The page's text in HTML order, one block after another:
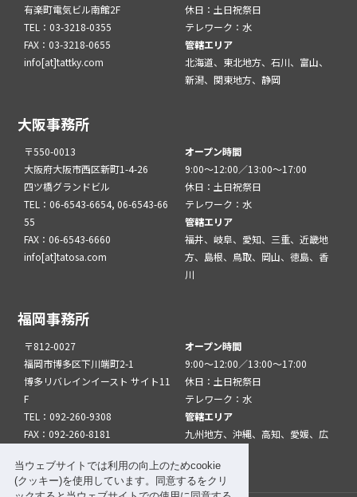
当ウェブサイトでは利用の向上のためcookie
(クッキー)を使用しています。同意するをクリ
有楽町電気ビル南館2F
TEL：03-3218-0355
FAX：03-3218-0655
info[at]tattky.com
休日：土日祝祭日
テレワーク：水
管轄エリア
北海道、東北地方、石川、富山、
新潟、関東地方、静岡
大阪事務所
〒550-0013
大阪府大阪市西区新町1-4-26
四ツ橋グランドビル
TEL：06-6543-6654, 06-6543-66
55
FAX：06-6543-6660
info[at]tatosa.com
オープン時間
9:00～12:00／13:00～17:00
休日：土日祝祭日
テレワーク：水
管轄エリア
福井、岐阜、愛知、三重、近畿地
方、島根、鳥取、岡山、徳島、香
川
福岡事務所
〒812-0027
福岡市博多区下川端町2-1
博多リバレインイースト サイト11
F
TEL：092-260-9308
FAX：092-260-8181
オープン時間
9:00～12:00／13:00～17:00
休日：土日祝祭日
テレワーク：水
管轄エリア
九州地方、沖縄、高知、愛媛、広